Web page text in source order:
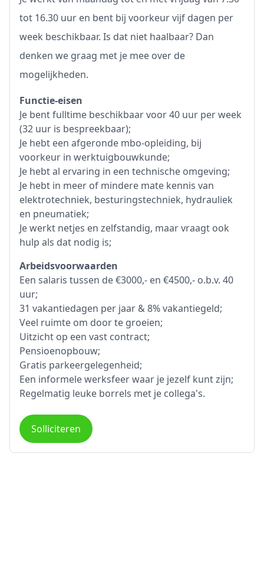
tot 16.30 uur en bent bij voorkeur vijf dagen per
week beschikbaar. Is dat niet haalbaar? Dan
denken we graag met je mee over de
mogelijkheden.
Functie-eisen
Je bent fulltime beschikbaar voor 40 uur per week
(32 uur is bespreekbaar);
Je hebt een afgeronde mbo-opleiding, bij
voorkeur in werktuigbouwkunde;
Je hebt al ervaring in een technische omgeving;
Je hebt in meer of mindere mate kennis van
elektrotechniek, besturingstechniek, hydrauliek
en pneumatiek;
Je werkt netjes en zelfstandig, maar vraagt ook
hulp als dat nodig is;
Arbeidsvoorwaarden
Een salaris tussen de €3000,- en €4500,- o.b.v. 40
uur;
31 vakantiedagen per jaar & 8% vakantiegeld;
Veel ruimte om door te groeien;
Uitzicht op een vast contract;
Pensioenopbouw;
Gratis parkeergelegenheid;
Een informele werksfeer waar je jezelf kunt zijn;
Regelmatig leuke borrels met je collega's.
Solliciteren